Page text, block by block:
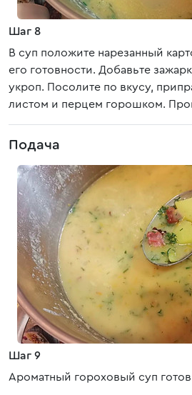
Шаг 8
В суп положите нарезанный
его готовности. Добавьте
укроп. Посолите по вкусу,
листом и перцем горошком.
Подача
Шаг 9
Ароматный гороховый суп